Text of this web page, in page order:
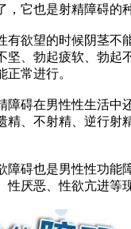
它也是射精障碍的
有欲望的时候阴茎不
坚、勃起疲软、勃起
正常进行。
障碍在男性性生活中
精、不射精、逆行射
障碍也是男性性功能
厌恶、性欲亢进等